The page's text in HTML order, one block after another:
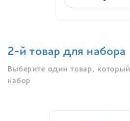
2-й товар для набора
Выберите один товар,
набор